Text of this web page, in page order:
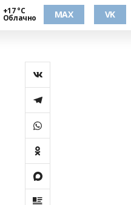
+17 °С
Облачно MAX VK